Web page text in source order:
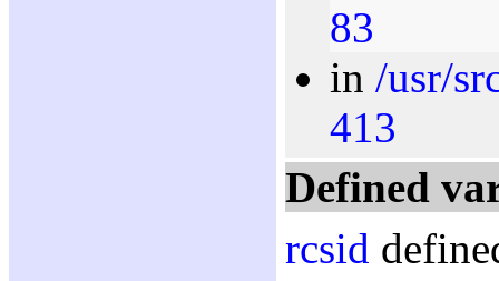
83
in /usr/
413
Defined
rcsid